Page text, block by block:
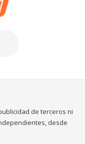
de terceros ni
desde